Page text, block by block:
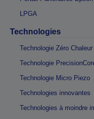
LPGA
Technologies
Technologie Zéro Chaleur
Technologie
Technologie Micro Piezo
Technologies innovantes
Technologies à moindre